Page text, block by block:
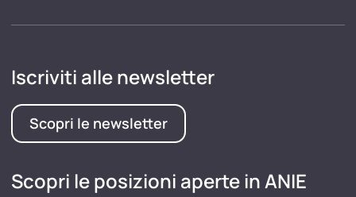
Iscriviti alle newsletter
Scopri le newsletter
Scopri le posizioni aperte in ANIE